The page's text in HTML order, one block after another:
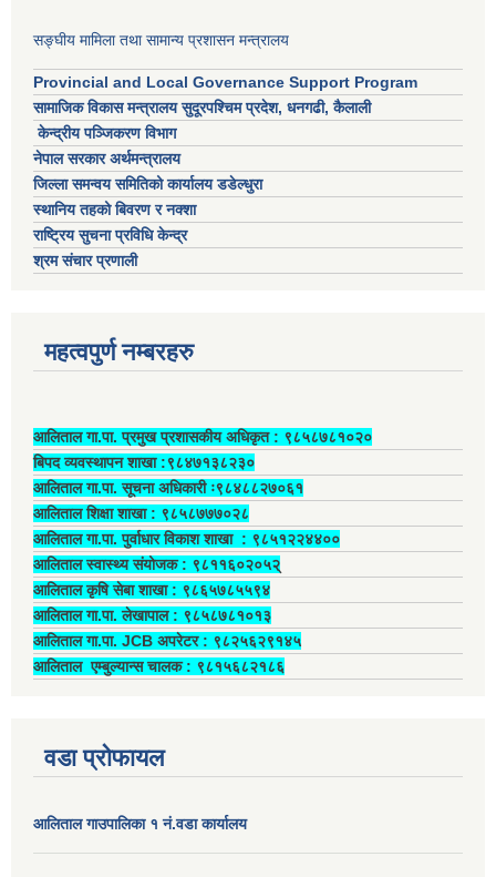
सङ्घीय मामिला तथा सामान्य प्रशासन मन्त्रालय
Provincial and Local Governance Support Program
सामाजिक विकास मन्त्रालय सुदूरपश्चिम प्रदेश, धनगढी, कैलाली
केन्द्रीय पञ्जिकरण विभाग
नेपाल सरकार अर्थमन्त्रालय
जिल्ला समन्वय समितिको कार्यालय डडेल्धुरा
स्थानिय तहको बिवरण र नक्शा
राष्ट्रिय सुचना प्रविधि केन्द्र
श्रम संचार प्रणाली
महत्वपुर्ण नम्बरहरु
आलिताल गा.पा. प्रमुख प्रशासकीय अधिकृत ‍: ९८५८७८१०२०
बिपद व्यवस्थापन शाखा :९८४७१३८२३०
आलिताल गा.पा. सूचना अधिकारी ः९८४८८२७०६१
आलिताल शिक्षा शाखा : ९८५८७७७०२८
आलिताल गा.पा. पुर्वाधार विकाश शाखा ‍: ९८५१२२४४००
आलिताल स्वास्थ्य संयोजक ‍: ९८११६०२०५२्
आलिताल कृषि सेबा शाखा : ९८६५७८५५९४
आलिताल गा.पा. लेखापाल ‍: ९८५८७८१०१३
आलिताल गा.पा. JCB अपरेटर ‍: ९८२५६२९१४५
आलिताल एम्बुल्यान्स चालक ‍: ९८१५६८२१८६
वडा प्रोफायल
आलिताल गाउपालिका १ नं.वडा कार्यालय